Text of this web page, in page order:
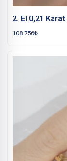
2. El 0,21
108.756₺